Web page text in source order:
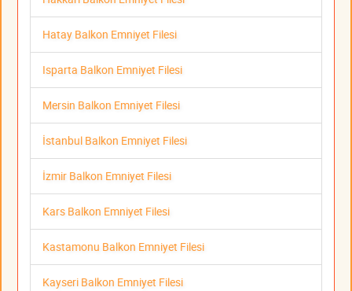
Hatay Balkon Emniyet Filesi
Isparta Balkon Emniyet Filesi
Mersin Balkon Emniyet Filesi
İstanbul Balkon Emniyet Filesi
İzmir Balkon Emniyet Filesi
Kars Balkon Emniyet Filesi
Kastamonu Balkon Emniyet Filesi
Kayseri Balkon Emniyet Filesi